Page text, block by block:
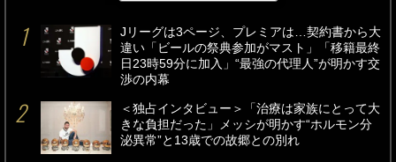
Jリーグは3ページ、プレミアは…契約書から大
違い「ビールの祭典参加がマスト」「移籍最終
日23時59分に加入」“最強の代理人”が明かす交
渉の内幕
＜独占インタビュー＞「治療は家族にとって大
きな負担だった」メッシが明かす“ホルモン分
泌異常”と13歳での故郷との別れ